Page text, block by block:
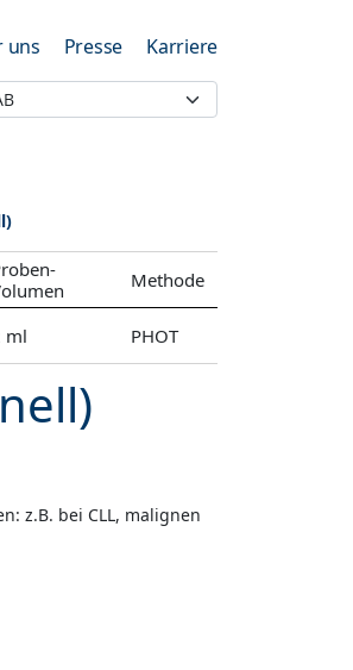
uns Presse Karriere
Methode
ml PHOT
z.B. bei CLL, malignen